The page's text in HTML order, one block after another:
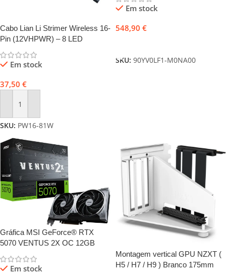
Cabo Lian Li Strimer Wireless 16-
Pin (12VHPWR) – 8 LED
Em stock
37,50 €
Adicionar
SKU: PW16-81W
Em stock
548,90 €
SKU: 90YV0LF1-M0NA00
Gráfica MSI GeForce® RTX
5070 VENTUS 2X OC 12GB
5070Em stock
Montagem vertical GPU NZXT (
H5 / H7 / H9 ) Branco 175mm